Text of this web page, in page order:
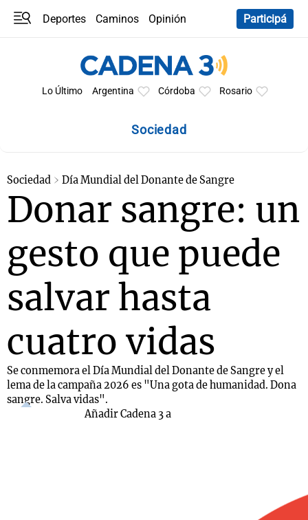
Deportes Caminos
Opinión
Participá
Lo Último Argentina Córdoba Rosario
Sociedad
Sociedad Día Mundial del Donante de Sangre
Donar sangre: un
gesto que puede
salvar hasta
cuatro vidas
Se conmemora el Día Mundial del Donante de Sangre y el
lema de la campaña 2026 es "Una gota de humanidad. Dona
sangre. Salva vidas".
Añadir Cadena 3 a